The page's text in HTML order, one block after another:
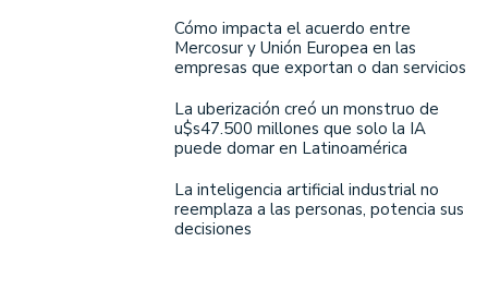
Cómo impacta el acuerdo entre
Mercosur y Unión Europea en las
empresas que exportan o dan servicios
La uberización creó un monstruo de
u$s47.500 millones que solo la IA
puede domar en Latinoamérica
La inteligencia artificial industrial no
reemplaza a las personas, potencia sus
decisiones